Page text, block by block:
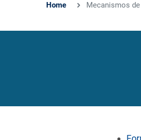
Home Mecanismos